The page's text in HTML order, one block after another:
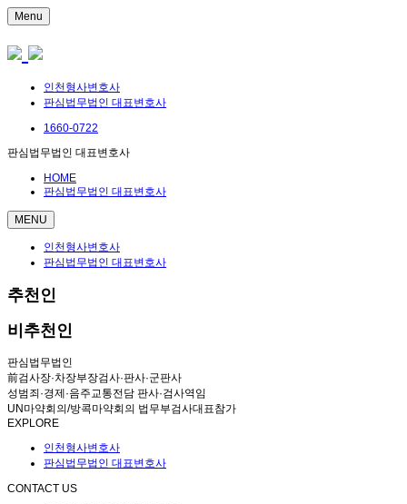
Menu
인천형사변호사
판심법무법인 대표변호사
1660-0722
판심법무법인 대표변호사
HOME
판심법무법인 대표변호사
MENU
인천형사변호사
판심법무법인 대표변호사
추천인
비추천인
판심법무법인
前검사장·차장부장검사·판사·군판사
성범죄·경제·음주교통전담 판사·검사역임
UN마약회의/방콕마약회의 법무부검사대표참가
EXPLORE
인천형사변호사
판심법무법인 대표변호사
CONTACT US